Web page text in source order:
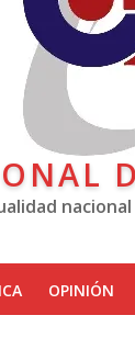
OPINIÓN